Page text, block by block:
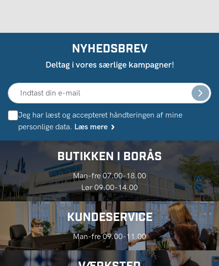
NYHEDSBREV
Deltag i vores særlige kampagner!
Jeg har læst og accepteret håndteringen af ​​mine
personlige data. Læs mere
BUTIKKEN I BORÅS
Man-fre 07.00-18.00
Lør 09.00-14.00
KUNDESERVICE
Man-fre 09.00-11.00